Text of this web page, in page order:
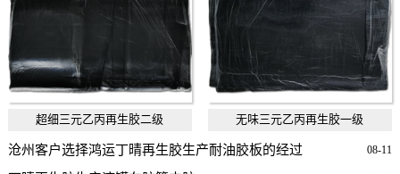
超细三元乙丙再生胶二级 无味三元乙丙再生胶一级
08-11
沧州客户选择鸿运丁晴再生胶生产耐油胶板的经过